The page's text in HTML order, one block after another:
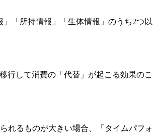
「所持情報」「生体情報」のうち2つ以
行して消費の「代替」が起こる効果のこ
れるものが大きい場合、「タイムパフォ